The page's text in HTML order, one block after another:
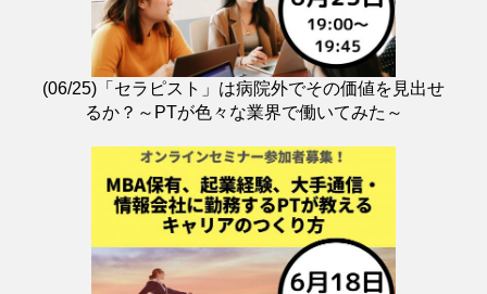
(06/25)「セラピスト」は病院外でその価値を見出せ
るか？～PTが色々な業界で働いてみた～